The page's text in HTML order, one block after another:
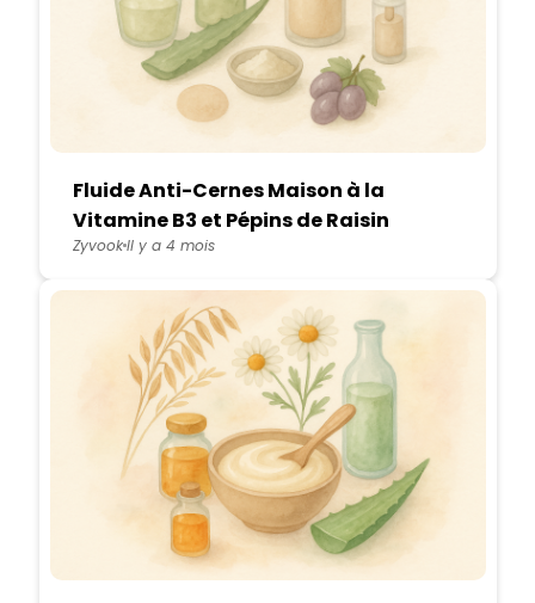
Fluide Anti-Cernes Maison à la
Vitamine B3 et Pépins de Raisin
ZyvookIl y a 4 mois